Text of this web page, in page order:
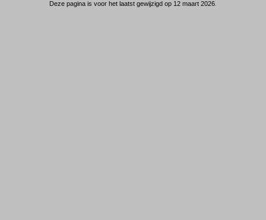
Deze pagina is voor het laatst gewijzigd op 12 maart 2026.